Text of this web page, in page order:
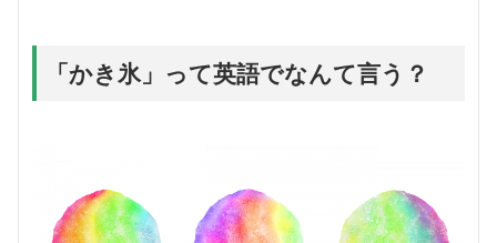
「かき氷」って英語でなんて言う？